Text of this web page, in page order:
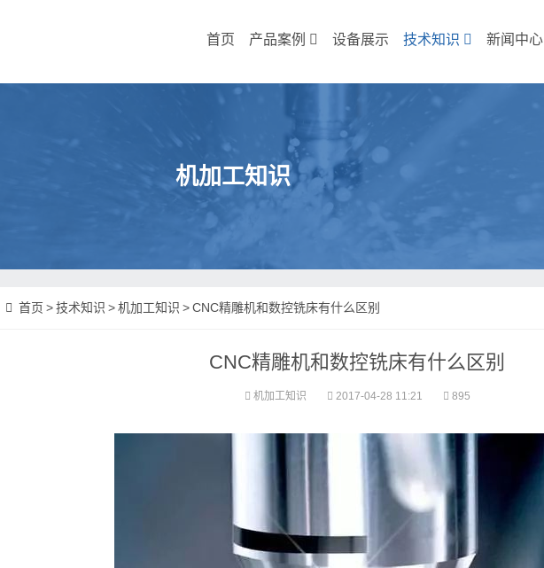
首页 产品案例 设备展示 技术知识 新闻中心
机加工知识
首页 >技术知识 >机加工知识 >CNC精雕机和数控铣床有什么区别
CNC精雕机和数控铣床有什么区别
机加工知识 2017-04-28 11:21 895